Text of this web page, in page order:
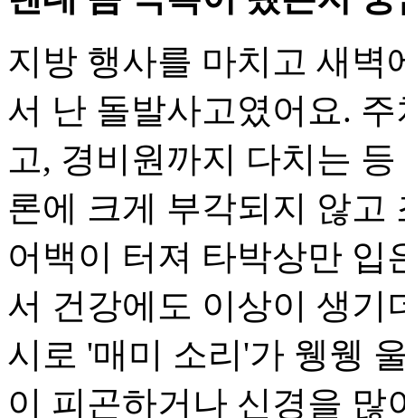
지방 행사를 마치고 새벽
서 난 돌발사고였어요.
고, 경비원까지 다치는
론에 크게 부각되지 않고
어백이 터져 타박상만 입
서 건강에도 이상이 생기
시로 '매미 소리'가 웽웽
이 피곤하거나 신경을 많